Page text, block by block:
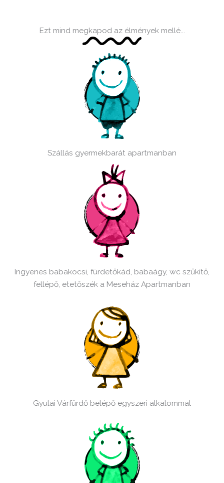
Ezt mind megkapod az élmények mellé...
Szállás gyermekbarát apartmanban
Ingyenes babakocsi, fürdetőkád, babaágy, wc szűkítő,
fellépő, etetőszék a Meseház Apartmanban
Gyulai Várfürdő belépő egyszeri alkalommal